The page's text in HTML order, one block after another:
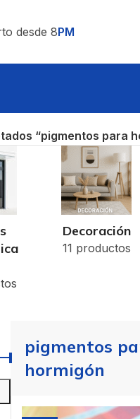
desde 8PM
“pigmentos para
Decoración
11 productos
pigmentos
hormigón